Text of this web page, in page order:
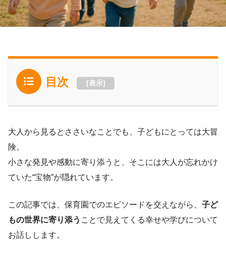
目次 [表示]
大人から見るとささいなことでも、子どもにとっては大冒
険。
小さな発見や感動に寄り添うと、そこには大人が忘れかけ
ていた“宝物”が隠れています。
この記事では、保育園でのエピソードを交えながら、 子ど
もの世界に寄り添う ことで見えてくる幸せや学びについて
お話しします。